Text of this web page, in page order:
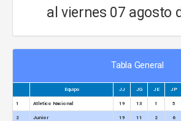
al viernes 07 agosto
Tabla General
Equipo JJ JG JE JP
1 Atletico Nacional 19 13 1 5
2 Junior 19 11 2 6